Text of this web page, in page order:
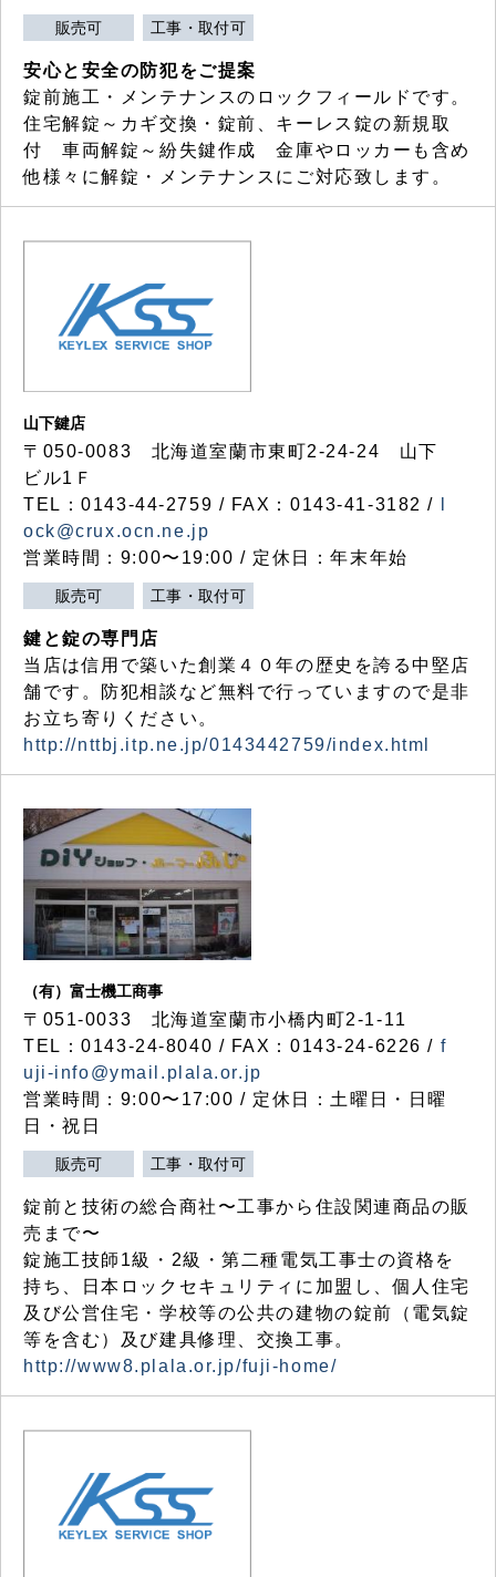
販売可 工事・取付可
安心と安全の防犯をご提案
錠前施工・メンテナンスのロックフィールドです。
住宅解錠～カギ交換・錠前、キーレス錠の新規取
付 車両解錠～紛失鍵作成 金庫やロッカーも含め
他様々に解錠・メンテナンスにご対応致します。
山下鍵店
〒050-0083 北海道室蘭市東町2-24-24 山下
ビル1Ｆ
TEL：0143-44-2759 / FAX：0143-41-3182 /
ock@crux.ocn.ne.jp
営業時間：9:00〜19:00 / 定休日：年末年始
販売可 工事・取付可
鍵と錠の専門店
当店は信用で築いた創業４０年の歴史を誇る中堅店
舗です。防犯相談など無料で行っていますので是非
お立ち寄りください。
http://nttbj.itp.ne.jp/0143442759/index.html
（有）富士機工商事
〒051-0033 北海道室蘭市小橋内町2-1-11
TEL：0143-24-8040 / FAX：0143-24-6226 / f
uji-info@ymail.plala.or.jp
営業時間：9:00〜17:00 / 定休日：土曜日・日曜
日・祝日
販売可 工事・取付可
錠前と技術の総合商社〜工事から住設関連商品の販
売まで〜
錠施工技師1級・2級・第二種電気工事士の資格を
持ち、日本ロックセキュリティに加盟し、個人住宅
及び公営住宅・学校等の公共の建物の錠前（電気錠
等を含む）及び建具修理、交換工事。
http://www8.plala.or.jp/fuji-home/